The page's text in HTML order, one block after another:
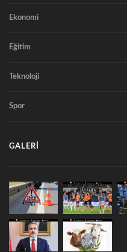
Ekonomi
Eğitim
Teknoloji
Spor
GALERI